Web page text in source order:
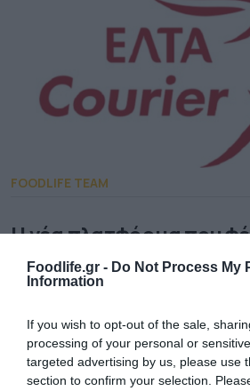
Foodlife.gr - Do Not Process My
Information
If you wish to opt-out of the sale,
processing of your personal or
targeted advertising by us, please use
section to confirm your selection.
FOODLIFE TEAM
Η νέα πλατφόρμα που
προϊόντα των
στον καταναλωτή.
Τα ΕΛΤΑ Courier κάνουν
χώρο του ηλεκτρονικού
πλατφόρμα